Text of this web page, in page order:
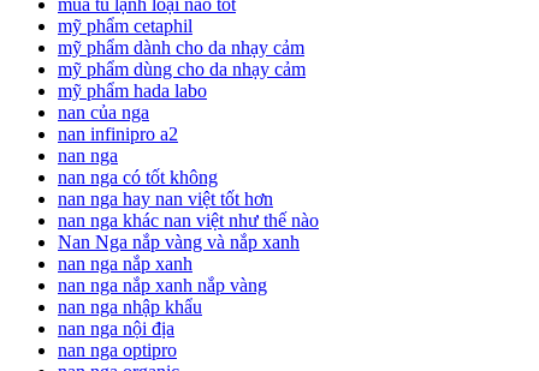
mua tủ lạnh loại nào tốt
mỹ phẩm cetaphil
mỹ phẩm dành cho da nhạy cảm
mỹ phẩm dùng cho da nhạy cảm
mỹ phẩm hada labo
nan của nga
nan infinipro a2
nan nga
nan nga có tốt không
nan nga hay nan việt tốt hơn
nan nga khác nan việt như thế nào
Nan Nga nắp vàng và nắp xanh
nan nga nắp xanh
nan nga nắp xanh nắp vàng
nan nga nhập khẩu
nan nga nội địa
nan nga optipro